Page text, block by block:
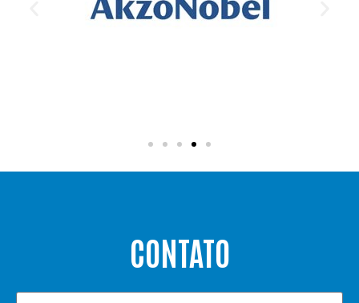
CONTATO